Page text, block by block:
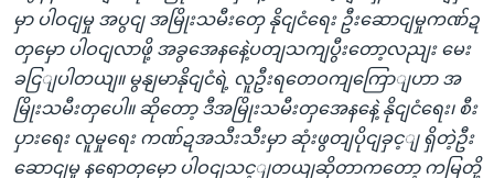
မှာ ပါဝငျမှု အပွငျ အမြိုးသမီးတှေ နိုငျငံရေး ဦးဆောငျမှုကဏ်ဍ
တှမှော ပါဝငျလာဖို့ အခွအေနနေဲ့ပတျသကျပွီးတော့လညျး မေး
ခငြျပါတယျ။ မွနျမာနိုငျငံရဲ့ လူဦးရတေဝကျကြောျဟာ အ
မြိုးသမီးတှပေါ။ ဆိုတော့ ဒီအမြိုးသမီးတှအေနနေဲ့ နိုငျငံရေး၊ စီး
ပှားရေး လူမှုရေး ကဏ်ဍအသီးသီးမှာ ဆုံးဖွတျပိုငျခှင့ျ ရှိတဲ့ဦး
ဆောငျမှု နရောတှမှော ပါဝငျသင့ျတယျဆိုတာကတော့ ကမြတို့